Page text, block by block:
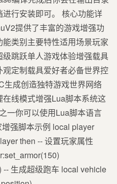
行安装即可。 核心功能详
提供了丰富的游戏增强功
类别主要特性适用场景玩家
跳跃单人游戏体验增强载具
定制载具爱好者必备世界控
生成创造独特游戏世界网络
线模式增强Lua脚本系统这
一你可以使用Lua脚本语言
强脚本示例 local player
then -- 设置玩家属性
生成超级跑车 local vehicle